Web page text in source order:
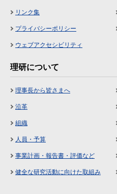
リンク集
プライバシーポリシー
ウェブアクセシビリティ
理研について
理事長から皆さまへ
沿革
組織
人員・予算
事業計画・報告書・評価など
健全な研究活動に向けた取組み